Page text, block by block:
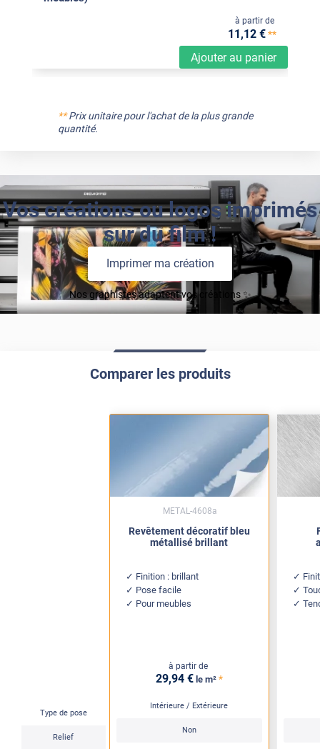
Ajouter au panier
à partir de
11 ,12 €**
**Prix unitaire pour l'achat de la plus grande
quantité.
Vos créations ou logos imprimés
sur du film !
Imprimer ma création
Nos graphistes adaptent vos créations ✨
Comparer les produits
Type de pose
Relief
Revêtement décoratif bleu
métallisé brillant
Finition : brillant
Pose facile
Pour meubles
à partir de
29,94 € le m² *
Intérieure / Extérieure
Non
METAL-4608a